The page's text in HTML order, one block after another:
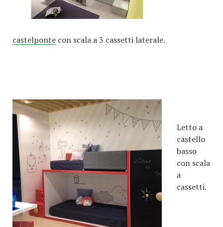
castelponte con scala a 3 cassetti laterale.
Letto a
castello
basso
con scala
a
cassetti.